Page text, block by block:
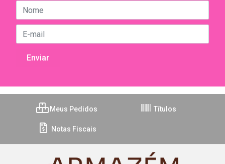
Meus Pedidos Títulos
Notas Fiscais